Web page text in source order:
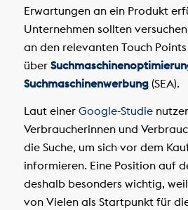
Erwartungen an ein Produkt
Unternehmen sollten
an den relevanten Touch
über
Suchmaschinenwerbung(SEA).
Laut einer Google-Studie
Verbraucherinnen und
die Suche, um sich vor dem
informieren. Eine Position auf
deshalb besonders wichtig,
von Vielen als Startpunkt für